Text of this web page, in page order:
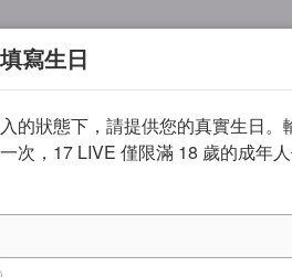
填寫生日
的狀態下，請提供您的真實生日。
次，17 LIVE 僅限滿 18 歲的成年人